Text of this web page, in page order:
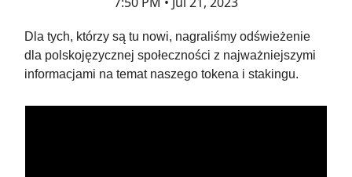
Dla tych, którzy są tu nowi, nagraliśmy odświeżenie
dla polskojęzycznej społeczności z najważniejszymi
informacjami na temat naszego tokena i stakingu.